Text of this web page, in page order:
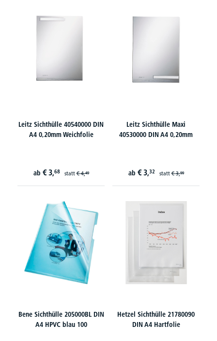
Leitz Sichthülle 40540000 DIN
A4 0,20mm Weichfolie
ab € 3,68 statt€ 4,49
Leitz Sichthülle Maxi
40530000 DIN A4 0,20mm
ab € 3,32 statt€ 3,99
Bene Sichthülle 205000BL DIN
A4 HPVC blau 100
Hetzel Sichthülle 21780090
DIN A4 Hartfolie